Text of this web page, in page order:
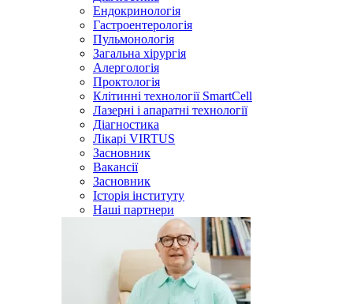
Ендокринологія
Гастроентерологія
Пульмонологія
Загальна хірургія
Алергологія
Проктологія
Клітинні технології SmartCell
Лазерні і апаратні технології
Діагностика
Лікарі VIRTUS
Засновник
Вакансії
Засновник
Історія інституту
Наші партнери